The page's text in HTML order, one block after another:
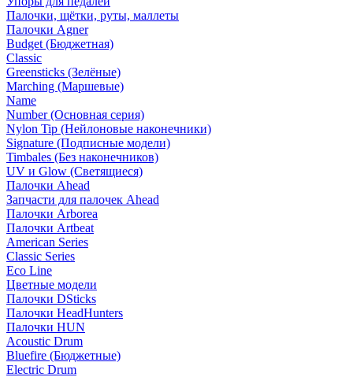
Палочки, щётки, руты, маллеты
Палочки Agner
Budget (Бюджетная)
Classic
Greensticks (Зелёные)
Marching (Маршевые)
Name
Number (Основная серия)
Nylon Tip (Нейлоновые наконечники)
Signature (Подписные модели)
Timbales (Без наконечников)
UV и Glow (Светящиеся)
Палочки Ahead
Запчасти для палочек Ahead
Палочки Arborea
Палочки Artbeat
American Series
Classic Series
Eco Line
Цветные модели
Палочки DSticks
Палочки HeadHunters
Палочки HUN
Acoustic Drum
Bluefire (Бюджетные)
Electric Drum